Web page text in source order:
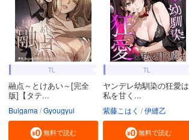
TL
融点～とけあい～[完全
版]【タテ...
Bulgama Gyougyul
無料で読む
TL
ヤンデレ幼馴染の狂愛は
私を甘く...
紫藤こはく 伊縫乙
無料で読む